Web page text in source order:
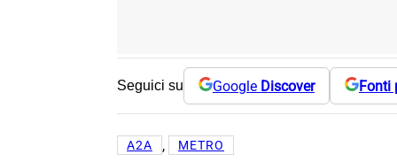
Seguici su Google Discover Fonti
A2A , METRO